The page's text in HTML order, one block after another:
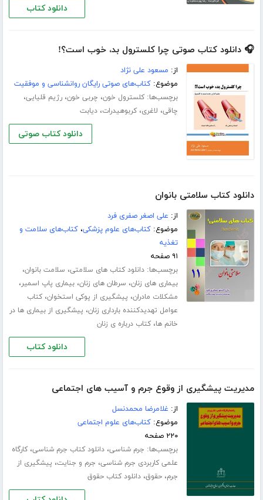
دانلود کتاب
🎧 دانلود کتاب صوتی چرا کلسترول بد، خوب است؟!
از: مسعود علی نژاد
موضوع:کتاب‌های صوتی رایگان روانشناسی و موفقیت
برچسب‌ها:کلسترول خون، چربی خون،رژیم قلیایی،
چاقی، لاغری،کربوهیدرات،دیابت
دانلود کتاب صوتی
دانلود کتاب سلامتی بانوان
از: علی اصغر صفری فرد
موضوع:کتاب‌های علوم پزشکی،کتاب‌های سلامت و
تغذیه
۹۱ صفحه
برچسب‌ها:دانلود کتاب های سلامتی، سلامت بانوان،
بیماری های زنان، سرطان های زنان،بیماری پاپ اسمیر،
مشکلات مادران، پیشگیری از پوکی استخوان،کتاب
عوامل تهدیدکننده بارداری زنان، پیشگیری از بیماری ها در
خانم ها،کتاب درباره ی زنان
دانلود کتاب
مدیریت پیشگیری از وقوع جرم و آسیب های اجتماعی
از: غلامرضا محمدنسل
موضوع:کتاب‌های علوم اجتماعی
۲۲۰ صفحه
برچسب‌ها: جرم شناسی،دانلود کتاب جرم شناسی،کارگاه
علمی کاربردی جرم شناسی، جرم و جنایت، پیشگیری از
جرم،حقوق،دانلود کتاب حقوق